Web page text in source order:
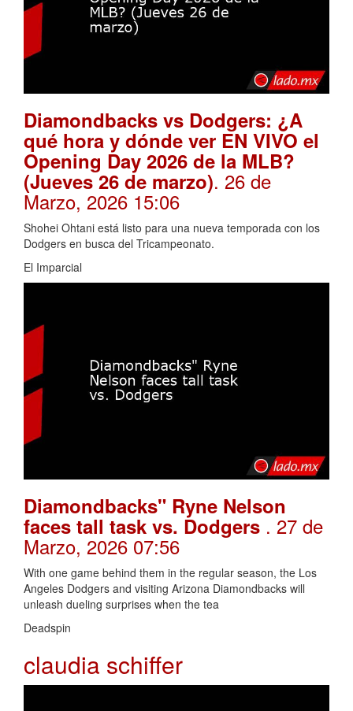
Diamondbacks vs Dodgers: ¿A
qué hora y dónde ver EN VIVO el
Opening Day 2026 de la MLB?
(Jueves 26 de marzo). 26 de
Marzo, 2026 15:06
Shohei Ohtani está listo para una nueva temporada con los
Dodgers en busca del Tricampeonato.
El Imparcial
Diamondbacks" Ryne Nelson
faces tall task vs. Dodgers . 27 de
Marzo, 2026 07:56
With one game behind them in the regular season, the Los
Angeles Dodgers and visiting Arizona Diamondbacks will
unleash dueling surprises when the tea
Deadspin
claudia schiffer